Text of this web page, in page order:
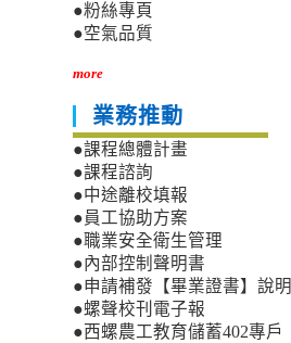
●粉絲專頁
●空氣品質
more
業務推動
●課程總體計畫
●課程諮詢
●中途離校填報
●員工協助方案
●職業安全衛生管理
●內部控制聲明書
●申請補發【畢業證書】說明
●螺聲校刊電子報
●西螺農工教育儲蓄402專戶